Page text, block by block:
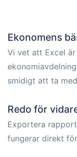
Ekonomens
Vi vet att Excel
smidigt att ta
Redo för
Exportera
fungerar direkt